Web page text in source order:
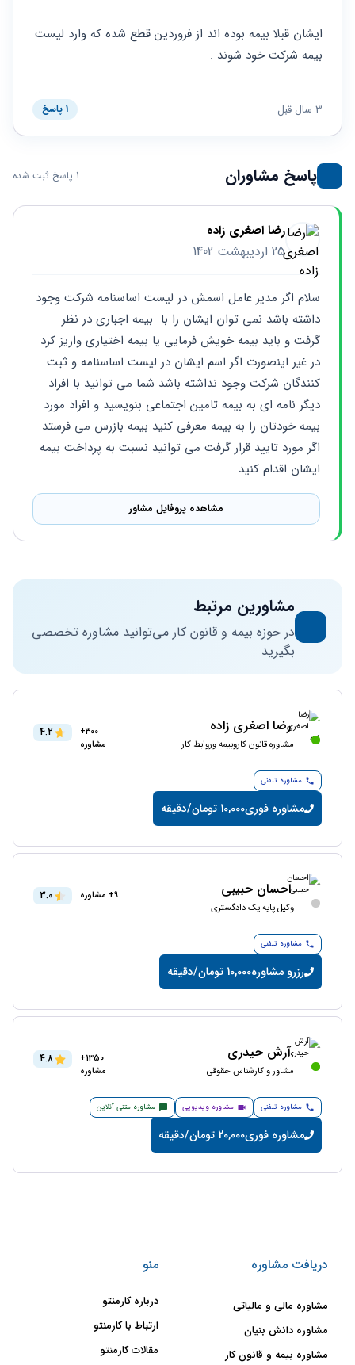
حقوقی
مهریه
حقوقی
کسب
سئو و
بهینه
سازی
شرکت
بیمه شرکت خود شوند .
3 سال قبل 1 پاسخ
پاسخ مشاوران 1 پاسخ ثبت شده
رضا اصغری زاده
25 اردیبهشت 1402
ایشان اقدام کنید
مشاهده پروفایل مشاور
مشاورین مرتبط
در حوزه بیمه و قانون کار می‌توانید مشاوره تخصصی
بگیرید
رضا اصغری زاده
مشاوره قانون کاروبیمه وروابط کار
300+
مشاوره
4.2
مشاوره تلفنی
مشاوره فوری10,000 تومان/دقیقه
احسان حبیبی
وکیل پایه یک دادگستری
9+ مشاوره 3.0
مشاوره تلفنی
رزرو مشاوره10,000 تومان/دقیقه
آرش حیدری
مشاور و کارشناس حقوقی
1350+
مشاوره
4.8
مشاوره تلفنی مشاوره ویدیویی مشاوره متنی آنلاین
مشاوره فوری20,000 تومان/دقیقه
دریافت مشاوره
مشاوره مالی و مالیاتی
مشاوره دانش بنیان
مشاوره بیمه و قانون کار
منو
درباره کارمنتو
ارتباط با کارمنتو
مقالات کارمنتو